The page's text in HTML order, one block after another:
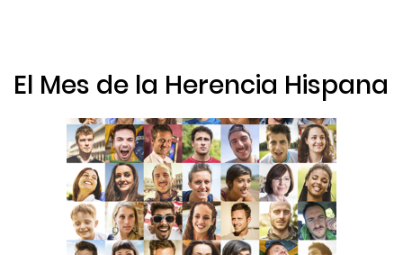
El Mes de la Herencia Hispana